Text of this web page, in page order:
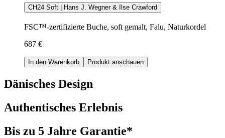
CH24 Soft | Hans J. Wegner & Ilse Crawford
FSC™-zertifizierte Buche, soft gemalt, Falu, Naturkordel
687 €
In den Warenkorb Produkt anschauen
Dänisches Design
Authentisches Erlebnis
Bis zu 5 Jahre Garantie*